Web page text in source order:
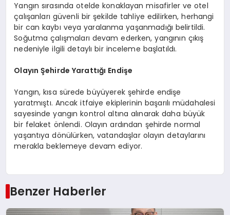
Yangın sırasında otelde konaklayan misafirler ve otel
çalışanları güvenli bir şekilde tahliye edilirken, herhangi
bir can kaybı veya yaralanma yaşanmadığı belirtildi.
Soğutma çalışmaları devam ederken, yangının çıkış
nedeniyle ilgili detaylı bir inceleme başlatıldı.
Olayın Şehirde Yarattığı Endişe
Yangın, kısa sürede büyüyerek şehirde endişe
yaratmıştı. Ancak itfaiye ekiplerinin başarılı müdahalesi
sayesinde yangın kontrol altına alınarak daha büyük
bir felaket önlendi. Olayın ardından şehirde normal
yaşantıya dönülürken, vatandaşlar olayın detaylarını
merakla beklemeye devam ediyor.
Benzer Haberler